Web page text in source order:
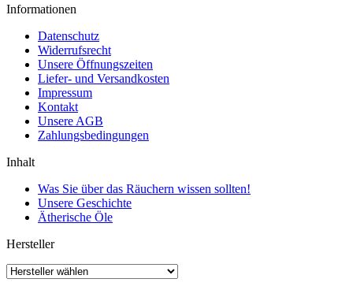
Informationen
Datenschutz
Widerrufsrecht
Unsere Öffnungszeiten
Liefer- und Versandkosten
Impressum
Kontakt
Unsere AGB
Zahlungsbedingungen
Inhalt
Was Sie über das Räuchern wissen sollten!
Unsere Geschichte
Ätherische Öle
Hersteller